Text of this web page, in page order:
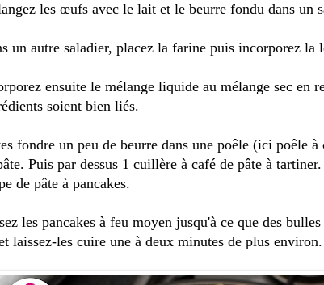
les œufs avec le lait et le beurre fondu dans un
un autre saladier, placez la farine puis incorporez la
ensuite le mélange liquide au mélange sec en
soient bien liés.
fondre un peu de beurre dans une poêle (ici poêle à
Puis par dessus 1 cuillère à café de pâte à
de pâte à pancakes.
les pancakes à feu moyen jusqu'à ce que des
laissez-les cuire une à deux minutes de plus environ.